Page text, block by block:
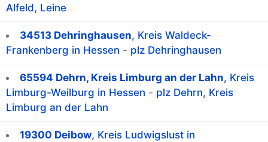
Alfeld, Leine
34513 Dehringhausen, Kreis Waldeck-
Frankenberg in Hessen - plz Dehringhausen
65594 Dehrn, Kreis Limburg an der Lahn, Kreis
Limburg-Weilburg in Hessen - plz Dehrn, Kreis
Limburg an der Lahn
19300 Deibow, Kreis Ludwigslust in